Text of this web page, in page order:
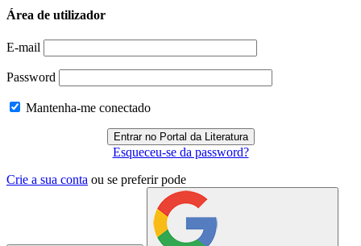
Área de utilizador
E-mail
Password
Mantenha-me conectado
Esqueceu-se da password?
Crie a sua conta ou se preferir pode